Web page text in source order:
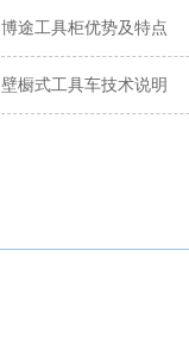
博途工具柜优势及特点
壁橱式工具车技术说明